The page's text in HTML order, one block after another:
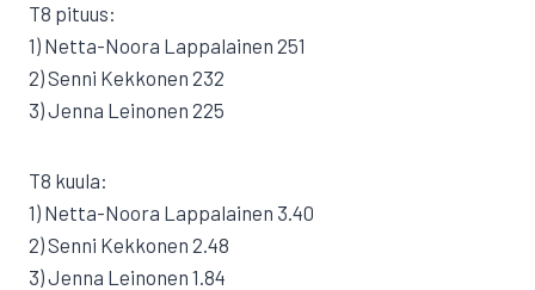
T8 pituus:
1) Netta-Noora Lappalainen 251
2) Senni Kekkonen 232
3) Jenna Leinonen 225
T8 kuula:
1) Netta-Noora Lappalainen 3.40
2) Senni Kekkonen 2.48
3) Jenna Leinonen 1.84